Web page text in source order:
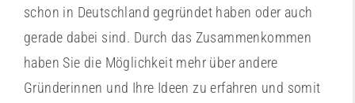
schon in Deutschland gegründet haben oder auch
gerade dabei sind. Durch das Zusammenkommen
haben Sie die Möglichkeit mehr über andere
Gründerinnen und Ihre Ideen zu erfahren und somit